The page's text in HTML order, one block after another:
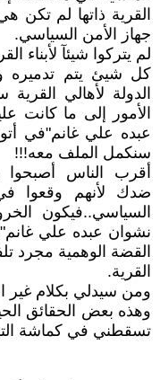
القرية ذاتها لم
جهاز الأمن السياسي.
لم يتركوا شيئآ لأبناء
كل شيئ يتم تدميره
الدولة لأهالي
الأمور إلى ما كانت
عبده علي غانم"في
سنكمل الملف معه!!!
أقرب الناس
ضدك لأنهم وقعوا
السياسي..فيكون
نشوان عبده علي
القضة الوهمية مجرد
القرية.
ومن سيدلي بكلام غير
وهذه بعض الحقائق
تسقطني في كماشة